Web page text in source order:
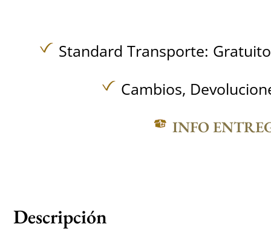
Standard Transporte:
Cambios,
INFO
Descripción